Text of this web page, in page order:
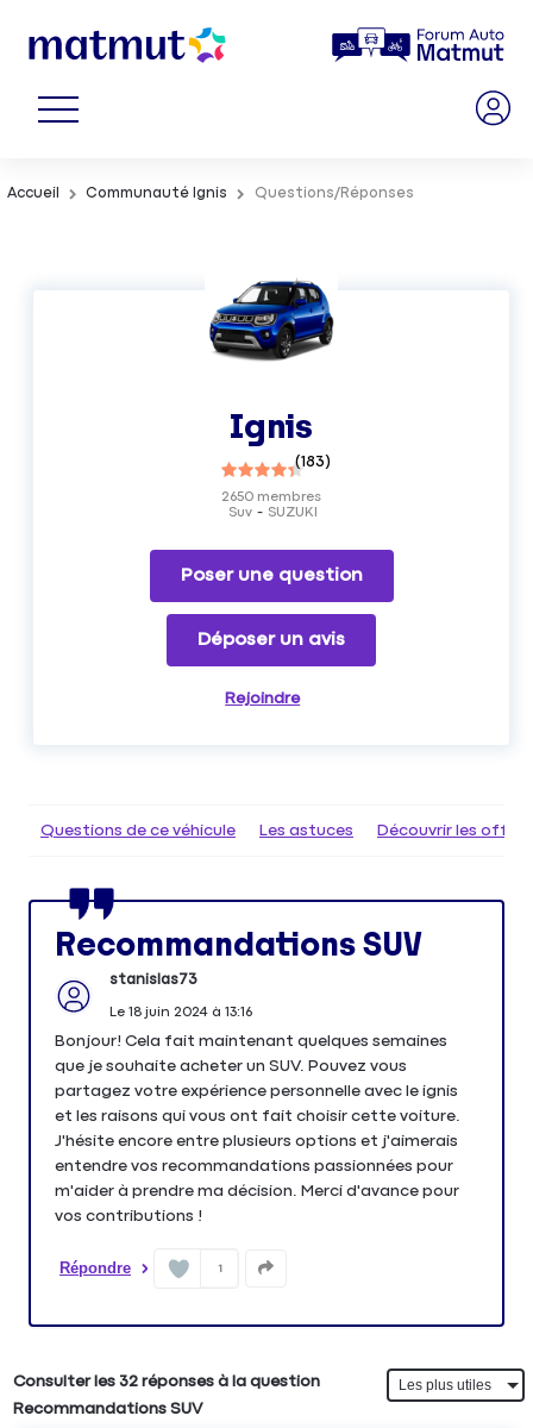
Accueil Communauté Ignis Questions/Réponses
Ignis
(183)
Suv SUZUKI
2650 membres
Poser une question
Déposer un avis
Rejoindre
Questions de ce véhicule Les astuces Découvrir les
Recommandations SUV
stanislas73
Le 18 juin 2024à 13:16
Bonjour! Cela fait maintenant quelques semaines
que je souhaite acheter un SUV. Pouvez vous
partagez votre expérience personnelle avec le ignis
et les raisons qui vous ont fait choisir cette voiture.
J'hésite encore entre plusieurs options et j'aimerais
entendre vos recommandations passionnées pour
m'aider à prendre ma décision. Merci d'avance pour
vos contributions !
Répondre 1
Consulter les 32 réponses à la question
Recommandations SUV